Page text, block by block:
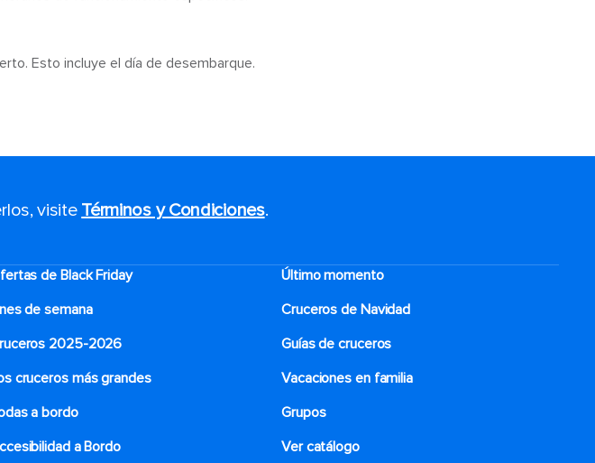
Esto incluye el día de desembarque.
visite Términos y Condiciones.
de Black Friday
Último momento
de semana
Cruceros de Navidad
2025-2026
Guías de cruceros
cruceros más grandes
Vacaciones en familia
a bordo
Grupos
a Bordo
Ver catálogo